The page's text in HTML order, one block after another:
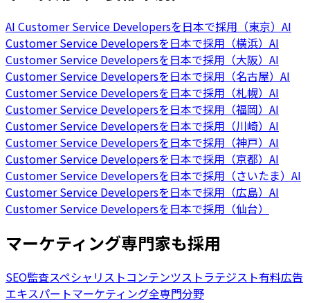
AI Customer Service Developersを日本で採用（東京） AI
Customer Service Developersを日本で採用（横浜） AI
Customer Service Developersを日本で採用（大阪） AI
Customer Service Developersを日本で採用（名古屋） AI
Customer Service Developersを日本で採用（札幌） AI
Customer Service Developersを日本で採用（福岡） AI
Customer Service Developersを日本で採用（川崎） AI
Customer Service Developersを日本で採用（神戸） AI
Customer Service Developersを日本で採用（京都） AI
Customer Service Developersを日本で採用（さいたま） AI
Customer Service Developersを日本で採用（広島） AI
Customer Service Developersを日本で採用（仙台）
マーケティング専門家も採用
SEO監査スペシャリストコンテンツストラテジスト有料広告
エキスパートマーケティング全専門分野